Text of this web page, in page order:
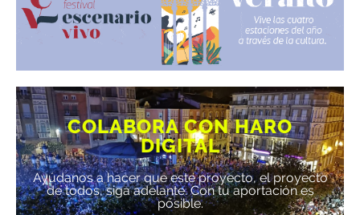
COLABORA CON HARO
DIGITAL
Ayúdanos a hacer que este proyecto, el proyecto
de todos, siga adelante. Con tu aportación es
posible.